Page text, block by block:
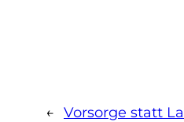
← Vorsorge statt